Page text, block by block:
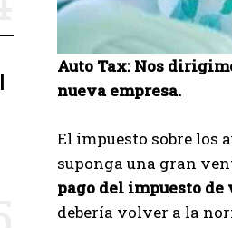
Auto Tax: Nos
nueva empresa.
El impuesto sobre los
suponga una gran
pago del impuesto
debería volver a la